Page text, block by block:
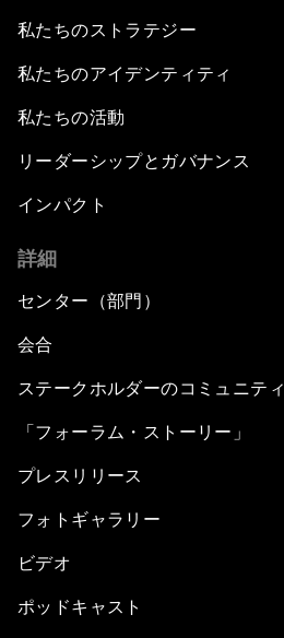
私たちのストラテジー
私たちのアイデンティティ
私たちの活動
リーダーシップとガバナンス
インパクト
詳細
センター（部門）
会合
ステークホルダーのコミュニティ
「フォーラム・ストーリー」
プレスリリース
フォトギャラリー
ビデオ
ポッドキャスト